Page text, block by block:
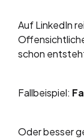
Auf LinkedIn
schon
Fallbeispiel:
Oder besser